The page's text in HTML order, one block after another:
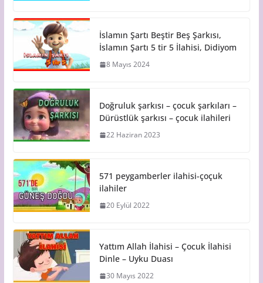
İslamın Şartı Beştir Beş Şarkısı,
İslamın Şartı 5 tir 5 İlahisi, Didiyom
8 Mayıs 2024
Doğruluk şarkısı – çocuk şarkıları –
Dürüstlük şarkısı – çocuk ilahileri
22 Haziran 2023
571 peygamberler ilahisi-çoçuk
ilahiler
20 Eylül 2022
Yattım Allah İlahisi – Çocuk İlahisi
Dinle – Uyku Duası
30 Mayıs 2022